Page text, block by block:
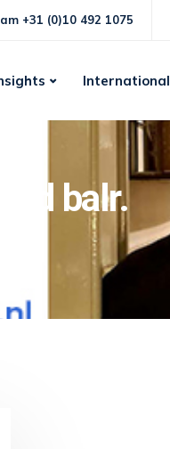
+31 (0)10 492 1075
International
balr.